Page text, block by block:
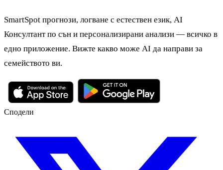
SmartSpot прогнози, логване с естествен език, AI
Консултант по сън и персонализирани анализи — всичко в
едно приложение. Вижте какво може AI да направи за
семейството ви.
Сподели